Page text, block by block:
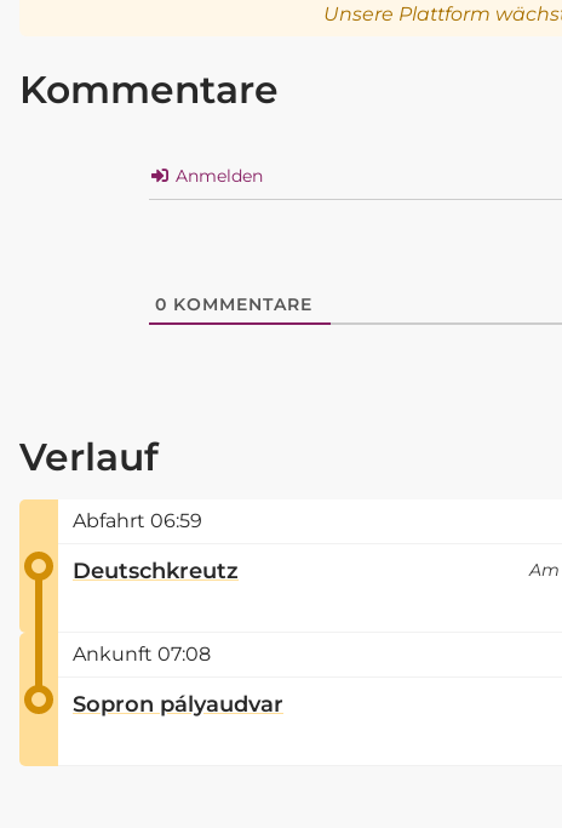
Unsere Plattform
Kommentare
Anmelden
0 KOMMENTARE
Verlauf
Abfahrt 06:59
Deutschkreutz
Am
Ankunft 07:08
Sopron pályaudvar